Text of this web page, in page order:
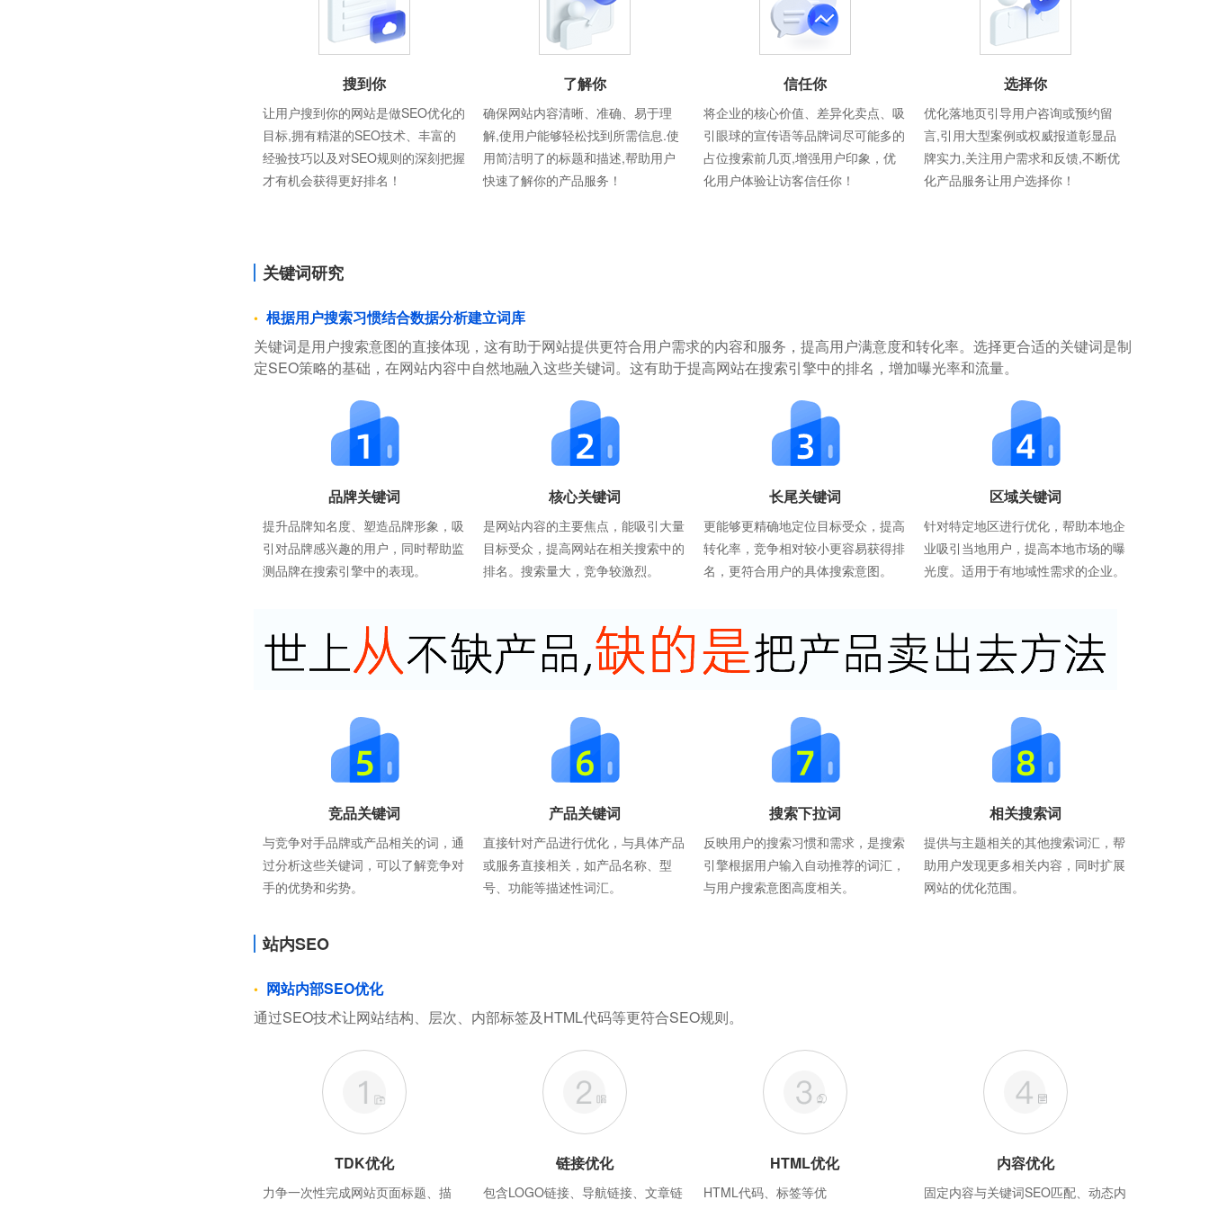
搜到你
让用户搜到你的网站是做SEO优化的
目标,拥有精湛的SEO技术、丰富的
经验技巧以及对SEO规则的深刻把握
才有机会获得更好排名！
了解你
确保网站内容清晰、准确、易于理
解,使用户能够轻松找到所需信息.使
用简洁明了的标题和描述,帮助用户
快速了解你的产品服务！
信任你
将企业的核心价值、差异化卖点、吸
引眼球的宣传语等品牌词尽可能多的
占位搜索前几页,增强用户印象，优
化用户体验让访客信任你！
选择你
优化落地页引导用户咨询或预约留
言,引用大型案例或权威报道彰显品
牌实力,关注用户需求和反馈,不断优
化产品服务让用户选择你！
关键词研究
根据用户搜索习惯结合数据分析建立词库
关键词是用户搜索意图的直接体现，这有助于网站提供更符合用户需求的内容和服务，提高用户满意度和转化率。选择更合适的关键词是制
定SEO策略的基础，在网站内容中自然地融入这些关键词。这有助于提高网站在搜索引擎中的排名，增加曝光率和流量。
品牌关键词
提升品牌知名度、塑造品牌形象，吸
引对品牌感兴趣的用户，同时帮助监
测品牌在搜索引擎中的表现。
核心关键词
是网站内容的主要焦点，能吸引大量
目标受众，提高网站在相关搜索中的
排名。搜索量大，竞争较激烈。
长尾关键词
更能够更精确地定位目标受众，提高
转化率，竞争相对较小更容易获得排
名，更符合用户的具体搜索意图。
区域关键词
针对特定地区进行优化，帮助本地企
业吸引当地用户，提高本地市场的曝
光度。适用于有地域性需求的企业。
竞品关键词
与竞争对手品牌或产品相关的词，通
过分析这些关键词，可以了解竞争对
手的优势和劣势。
产品关键词
直接针对产品进行优化，与具体产品
或服务直接相关，如产品名称、型
号、功能等描述性词汇。
搜索下拉词
反映用户的搜索习惯和需求，是搜索
引擎根据用户输入自动推荐的词汇，
与用户搜索意图高度相关。
相关搜索词
提供与主题相关的其他搜索词汇，帮
助用户发现更多相关内容，同时扩展
网站的优化范围。
站内SEO
网站内部SEO优化
通过SEO技术让网站结构、层次、内部标签及HTML代码等更符合SEO规则。
TDK优化
力争一次性完成网站页面标题、描
链接优化
包含LOGO链接、导航链接、文章链
HTML优化
HTML代码、标签等优
内容优化
固定内容与关键词SEO匹配、动态内